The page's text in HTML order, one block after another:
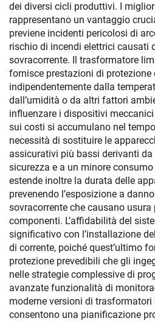
dei diversi cicli produttivi. I
rappresentano un vantaggio
previene incidenti pericolosi di
rischio di incendi elettrici causati
sovracorrente. Il trasformatore
fornisce prestazioni di protezione
indipendentemente dalla
dall’umidità o da altri fattori
influenzare i dispositivi
sui costi si accumulano nel
necessità di sostituire le
assicurativi più bassi derivanti
sicurezza e a un minore
estende inoltre la durata delle
prevenendo l’esposizione a
sovracorrente che causano
componenti. L’affidabilità del
significativo con l’installazione
di corrente, poiché quest’ultimo
protezione prevedibili che gli
nelle strategie complessive di
avanzate funzionalità di
moderne versioni di
consentono una pianificazione